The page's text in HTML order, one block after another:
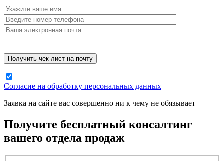
Согласие на обработку персональных данных
Заявка на сайте вас совершенно ни к чему не обязывает
Получите бесплатный консалтинг
вашего отдела продаж